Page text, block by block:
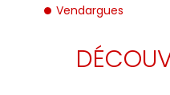
Vendargues